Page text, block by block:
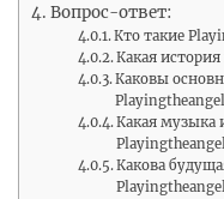
Вопрос-ответ:
Кто такие
Какая история
Каковы
Какая музыка
Какова